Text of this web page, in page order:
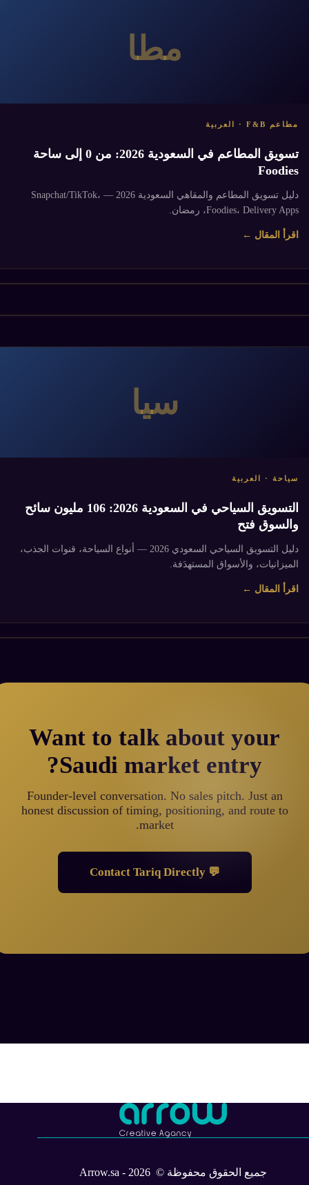
مطا
مطاعم F&B · العربية
تسويق المطاعم في السعودية 2026: من 0 إلى ساحة
Foodies
دليل تسويق المطاعم والمقاهي السعودية 2026 — Snapchat/TikTok،
Foodies، Delivery Apps، رمضان.
اقرأ المقال ←
سيا
سياحة · العربية
التسويق السياحي في السعودية 2026: 106 مليون سائح
والسوق فتح
دليل التسويق السياحي السعودي 2026 — أنواع السياحة، قنوات الجذب،
الميزانيات، والأسواق المستهدَفة.
اقرأ المقال ←
Want to talk about your
Saudi market entry?
Founder-level conversation. No sales pitch. Just an
honest discussion of timing, positioning, and route to
market.
💬 Contact Tariq Directly
جميع الحقوق محفوظة © 2026 - Arrow.sa